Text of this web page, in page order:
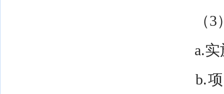
（3）
a.实施
b.项目